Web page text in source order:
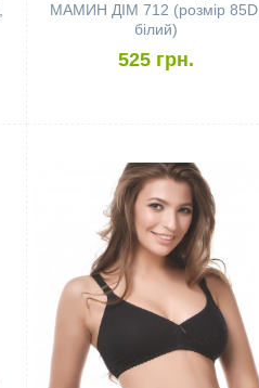
МАМИН ДІМ 712 (розмір 85D,
білий)
525 грн.